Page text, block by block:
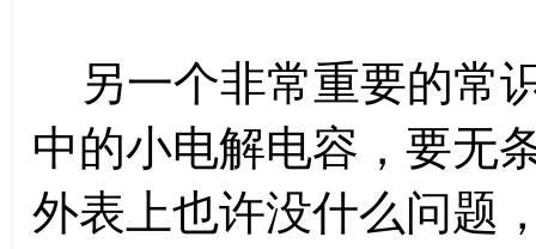
另一个非常重要的常
中的小电解电容，要无
外表上也许没什么问题